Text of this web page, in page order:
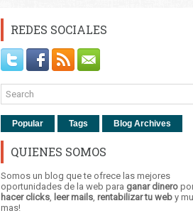
REDES SOCIALES
Popular Tags Blog Archives
QUIENES SOMOS
Somos un blog que te ofrece las mejores
oportunidades de la web para ganar dinero
hacer clicks, leer mails, rentabilizar tu web y
mas!